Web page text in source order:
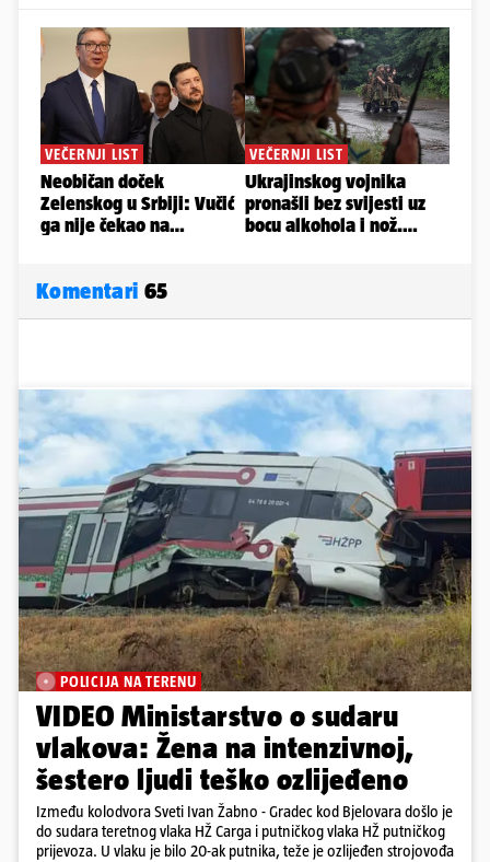
Komentari 65
POLICIJA NA TERENU
VIDEO Ministarstvo o sudaru
vlakova: Žena na intenzivnoj,
šestero ljudi teško ozlijeđeno
Između kolodvora Sveti Ivan Žabno - Gradec kod Bjelovara došlo je
do sudara teretnog vlaka HŽ Carga i putničkog vlaka HŽ putničkog
prijevoza. U vlaku je bilo 20-ak putnika, teže je ozlijeđen strojovođa